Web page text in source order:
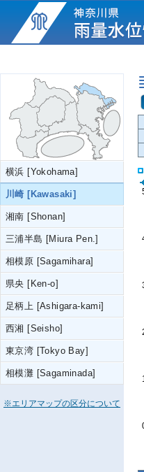
横浜 [Yokohama]
川崎 [Kawasaki]
湘南 [Shonan]
三浦半島 [Miura Pen.]
相模原 [Sagamihara]
県央 [Ken-o]
足柄上 [Ashigara-kami]
西湘 [Seisho]
東京湾 [Tokyo Bay]
相模灘 [Sagaminada]
※エリアマップの区分について